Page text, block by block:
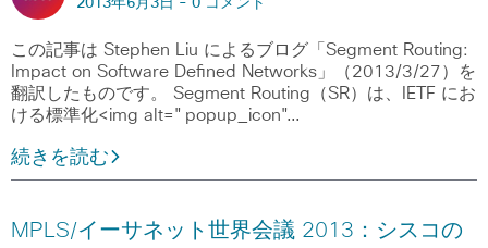
2013年6月3日 - 0 コメント
この記事は Stephen Liu によるブログ「Segment Routing:
Impact on Software Defined Networks」（2013/3/27）を
翻訳したものです。 Segment Routing（SR）は、IETF にお
ける標準化<img alt="popup_icon"…
続きを読む
MPLS/イーサネット世界会議 2013：シスコの